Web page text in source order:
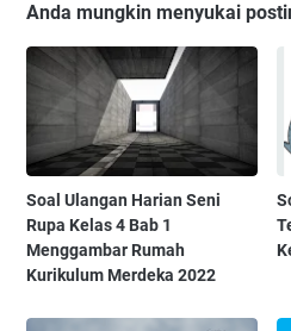
Anda mungkin menyukai
Soal Ulangan Harian Seni
Rupa Kelas 4 Bab 1
Menggambar Rumah
Kurikulum Merdeka 2022